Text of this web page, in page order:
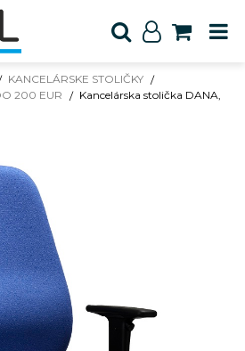
KANCELÁRSKE STOLIČKY
200 EUR
Kancelárska stolička DANA,